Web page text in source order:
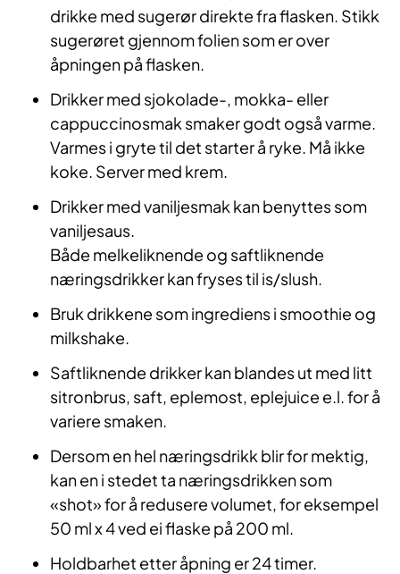
drikke med sugerør direkte fra flasken. Stikk
sugerøret gjennom folien som er over
åpningen på flasken.
Drikker med sjokolade-, mokka- eller
cappuccinosmak smaker godt også varme.
Varmes i gryte til det starter å ryke. Må ikke
koke. Server med krem.
Drikker med vaniljesmak kan benyttes som
vaniljesaus.
Både melkeliknende og saftliknende
næringsdrikker kan fryses til is/slush.
Bruk drikkene som ingrediens i smoothie og
milkshake.
Saftliknende drikker kan blandes ut med litt
sitronbrus, saft, eplemost, eplejuice e.l. for å
variere smaken.
Dersom en hel næringsdrikk blir for mektig,
kan en i stedet ta næringsdrikken som
«shot» for å redusere volumet, for eksempel
50 ml x 4 ved ei flaske på 200 ml.
Holdbarhet etter åpning er 24 timer.